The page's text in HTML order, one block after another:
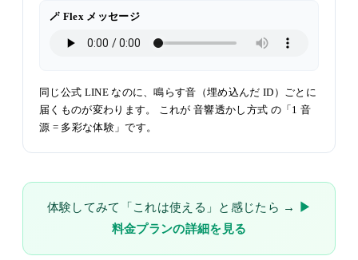
🪄 Flex メッセージ
同じ公式 LINE なのに、鳴らす音（埋め込んだ ID）ごとに
届くものが変わります。 これが音響透かし方式 の「1 音
源 = 多彩な体験」です。
体験してみて「これは使える」と感じたら →
▶
料金プランの詳細を見る